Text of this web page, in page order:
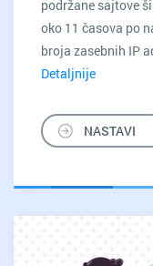
podržane sajtove
oko 11 časova po
broja zasebnih IP
Detaljnije
U
toku
WordPress
NASTAVI